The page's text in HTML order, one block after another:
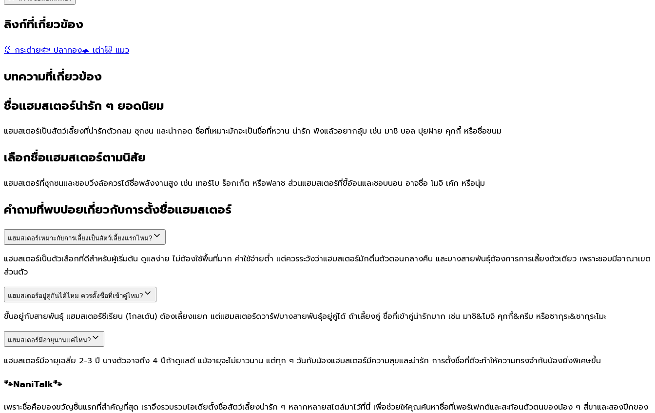
ลิงก์ที่เกี่ยวข้อง
🐰 กระต่าย🐟 ปลาทอง🐢 เต่า🐱 แมว
บทความที่เกี่ยวข้อง
ชื่อแฮมสเตอร์น่ารัก ๆ ยอดนิยม
แฮมสเตอร์เป็นสัตว์เลี้ยงที่น่ารักตัวกลม ซุกซน และน่ากอด ชื่อที่เหมาะมักจะเป็นชื่อที่หวาน น่ารัก ฟังแล้วอยากอุ้ม เช่น มาชิ บอล ปุยฝ้าย คุกกี้ หรือชื่อขนม
เลือกชื่อแฮมสเตอร์ตามนิสัย
แฮมสเตอร์ที่ซุกซนและชอบวิ่งล้อควรได้ชื่อพลังงานสูง เช่น เทอร์โบ ร็อกเก็ต หรือฟลาช ส่วนแฮมสเตอร์ที่ขี้อ้อนและชอบนอน อาจชื่อ โมจิ เค้ก หรือนุ่ม
คำถามที่พบบ่อยเกี่ยวกับการตั้งชื่อแฮมสเตอร์
แฮมสเตอร์เหมาะกับการเลี้ยงเป็นสัตว์เลี้ยงแรกไหม?
แฮมสเตอร์เป็นตัวเลือกที่ดีสำหรับผู้เริ่มต้น ดูแลง่าย ไม่ต้องใช้พื้นที่มาก ค่าใช้จ่ายต่ำ แต่ควรระวังว่าแฮมสเตอร์มักตื่นตัวตอนกลางคืน และบางสายพันธุ์ต้องการการเลี้ยงตัวเดียว เพราะชอบมีอาณาเขต
ส่วนตัว
แฮมสเตอร์อยู่คู่กันได้ไหม ควรตั้งชื่อที่เข้าคู่ไหม?
ขึ้นอยู่กับสายพันธุ์ แฮมสเตอร์ซีเรียน (โกลเด้น) ต้องเลี้ยงแยก แต่แฮมสเตอร์ดวาร์ฟบางสายพันธุ์อยู่คู่ได้ ถ้าเลี้ยงคู่ ชื่อที่เข้าคู่น่ารักมาก เช่น มาชิ&โมจิ คุกกี้&ครีม หรือซากุระ&ซากุระโมะ
แฮมสเตอร์มีอายุนานแค่ไหน?
แฮมสเตอร์มีอายุเฉลี่ย 2-3 ปี บางตัวอาจถึง 4 ปีถ้าดูแลดี แม้อายุจะไม่ยาวนาน แต่ทุก ๆ วันกับน้องแฮมสเตอร์มีความสุขและน่ารัก การตั้งชื่อที่ดีจะทำให้ความทรงจำกับน้องยิ่งพิเศษขึ้น
🐾NaniTalk🐾
เพราะชื่อคือของขวัญชิ้นแรกที่สำคัญที่สุด เราจึงรวบรวมไอเดียตั้งชื่อสัตว์เลี้ยงน่ารัก ๆ หลากหลายสไตล์มาไว้ที่นี่ เพื่อช่วยให้คุณค้นหาชื่อที่เพอร์เฟกต์และสะท้อนตัวตนของน้อง ๆ สี่ขาและสองปีกของ